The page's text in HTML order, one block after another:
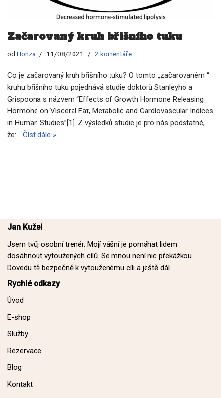
Začarovaný kruh břišního tuku
od Honza 11/08/2021 2 komentáře
Co je začarovaný kruh břišního tuku? O tomto „začarovaném “
kruhu břišního tuku pojednává studie doktorů Stanleyho a
Grispoona s názvem “Effects of Growth Hormone Releasing
Hormone on Visceral Fat, Metabolic and Cardiovascular Indices
in Human Studies”[1]. Z výsledků studie je pro nás podstatné,
že:… Číst dále »
Jan Kužel
Jsem tvůj osobní trenér. Mojí vášní je pomáhat lidem
dosáhnout vytoužených cílů. Se mnou není nic překážkou.
Dovedu tě bezpečně k vytouženému cíli a ještě dál.
Rychlé odkazy
Úvod
E-shop
Služby
Rezervace
Blog
Kontakt